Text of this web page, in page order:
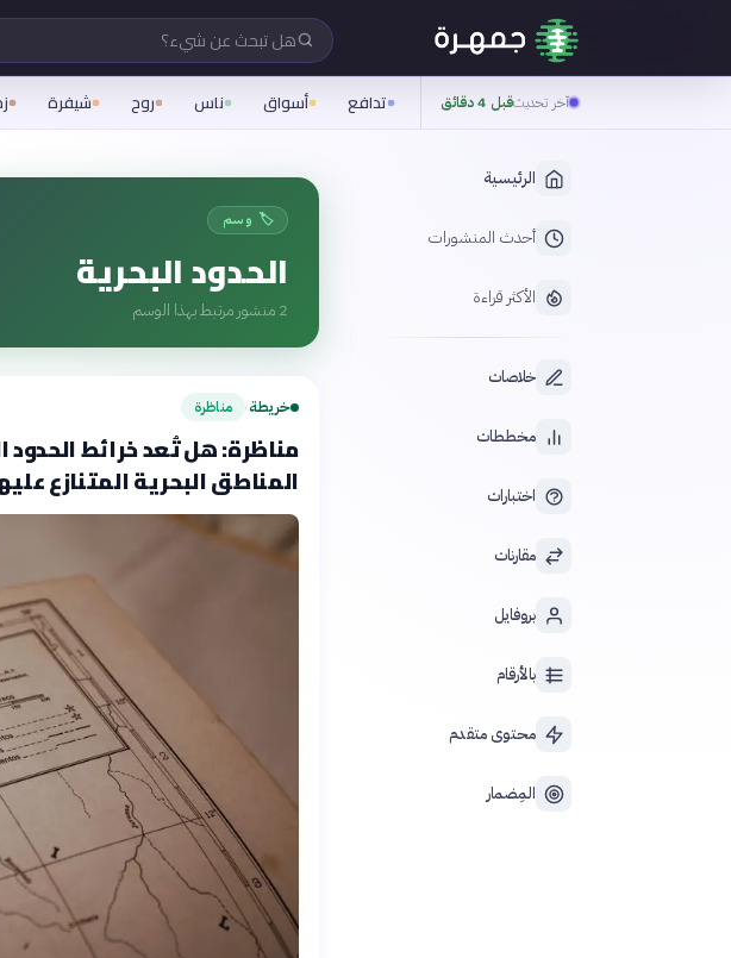
هل تبحث عن شيء؟
آخر تحديثقبل 4 دقائق تدافع أسواق ناس روح شيفرة
الرئيسية
أحدث المنشورات
الأكثر قراءة
خلاصات
مخططات
اختبارات
مقارنات
بروفايل
بالأرقام
محتوى متقدم
المِضمار
🏷️ وسم
الحدود البحرية
2 منشور مرتبط بهذا الوسم
خريطة› مناظرة
مناظرة: هل تُعد خرائط الحدود
المناطق البحرية المتنازع